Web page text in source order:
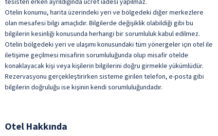
İçecek Servisi (10:30-18:00) Son Sipariş 17:30
Oda Servisi 24 Saat (ücretli)
Wellness
ile belirtilen özellikler ücretlidir.
Otelin konumu, harita üzerindeki yeri ve bölgedeki diğer merkezlere
olan mesafesi bilgi amaçlıdır. Bilgilerde değişiklik olabildiği gibi bu
bilgilerin kesinliği konusunda herhangi bir sorumluluk kabul edilmez.
Otelin bölgedeki yeri ve ulaşımı konusundaki tüm yönergeler için otel ile
iletişime geçilmesi misafirin sorumluluğunda olup misafir otelde
konaklayacak kişi veya kişilerin bilgilerini doğru girmekle yükümlüdür.
Rezervasyonu gerçekleştirirken sisteme girilen telefon, e-posta gibi
bilgilerin doğruluğu ise kişinin kendi sorumluluğundadır.
Otel Hakkında